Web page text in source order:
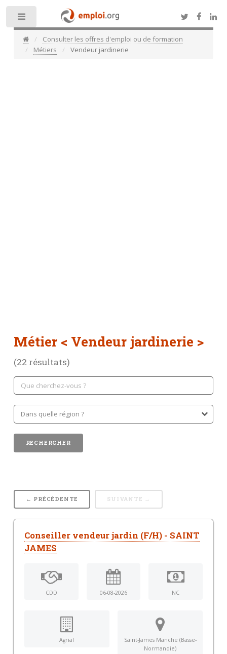
Consulter les offres d'emploi ou de formation
Métiers
Vendeur jardinerie
Métier < Vendeur jardinerie >
(22 résultats)
← PRÉCÉDENTE SUIVANTE →
Conseiller vendeur jardin (F/H) - SAINT
JAMES
CDD 06-08-2026 NC
Agrial
Saint-James Manche (Basse-
Normandie)
Toggle